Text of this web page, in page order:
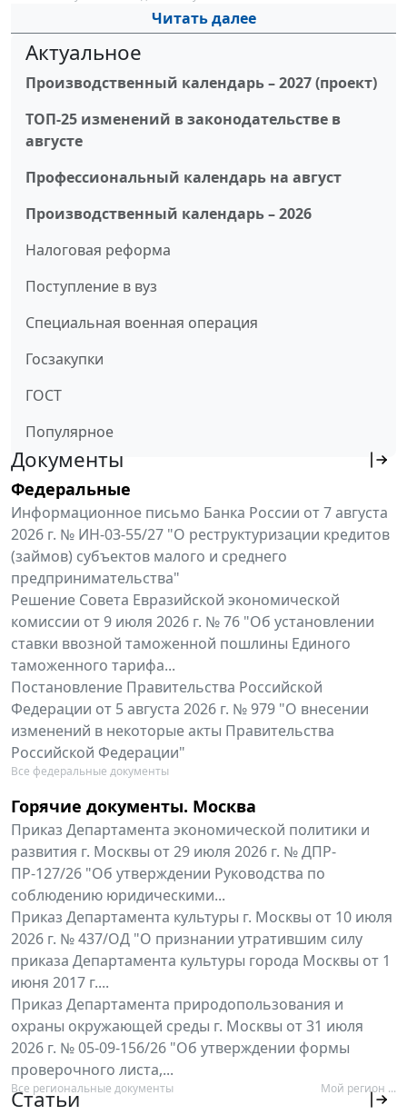
Читать далее
Актуальное
Производственный календарь – 2027 (проект)
ТОП-25 изменений в законодательстве в
августе
Профессиональный календарь на август
Производственный календарь – 2026
Налоговая реформа
Поступление в вуз
Специальная военная операция
Госзакупки
ГОСТ
Популярное
Документы
Федеральные
Информационное письмо Банка России от 7 августа
2026 г. № ИН-03-55/27 "О реструктуризации кредитов
(займов) субъектов малого и среднего
предпринимательства"
Решение Совета Евразийской экономической
комиссии от 9 июля 2026 г. № 76 "Об установлении
ставки ввозной таможенной пошлины Единого
таможенного тарифа...
Постановление Правительства Российской
Федерации от 5 августа 2026 г. № 979 "О внесении
изменений в некоторые акты Правительства
Российской Федерации"
Все федеральные документы
Горячие документы. Москва
Приказ Департамента экономической политики и
развития г. Москвы от 29 июля 2026 г. № ДПР-
ПР-127/26 "Об утверждении Руководства по
соблюдению юридическими...
Приказ Департамента культуры г. Москвы от 10 июля
2026 г. № 437/ОД "О признании утратившим силу
приказа Департамента культуры города Москвы от 1
июня 2017 г....
Приказ Департамента природопользования и
охраны окружающей среды г. Москвы от 31 июля
2026 г. № 05-09-156/26 "Об утверждении формы
проверочного листа,...
Все региональные документы Мой регион ...
Статьи